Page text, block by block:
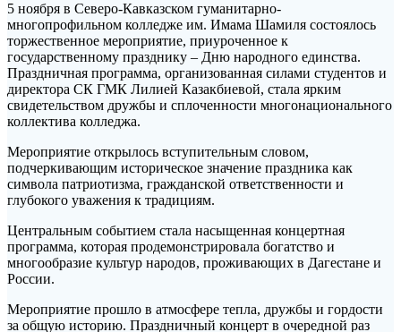
5 ноября в Северо-Кавказском гуманитарно-
многопрофильном колледже им. Имама Шамиля состоялось
торжественное мероприятие, приуроченное к
государственному празднику – Дню народного единства.
Праздничная программа, организованная силами студентов и
директора СК ГМК Лилией Казакбиевой, стала ярким
свидетельством дружбы и сплоченности многонационального
коллектива колледжа.
Мероприятие открылось вступительным словом,
подчеркивающим историческое значение праздника как
символа патриотизма, гражданской ответственности и
глубокого уважения к традициям.
Центральным событием стала насыщенная концертная
программа, которая продемонстрировала богатство и
многообразие культур народов, проживающих в Дагестане и
России.
Мероприятие прошло в атмосфере тепла, дружбы и гордости
за общую историю. Праздничный концерт в очередной раз